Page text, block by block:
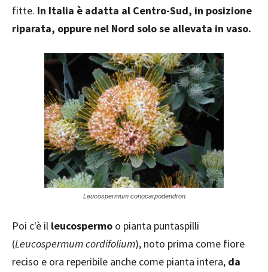
fitte. In Italia è adatta al Centro-Sud, in posizione
riparata, oppure nel Nord solo se allevata in vaso.
Leucospermum conocarpodendron
Poi c'è il leucospermo o pianta puntaspilli
(Leucospermum cordifolium), noto prima come fiore
reciso e ora reperibile anche come pianta intera, da